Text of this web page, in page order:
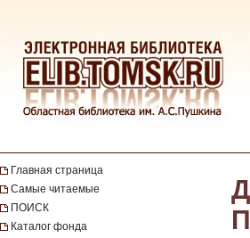
Главная страница
Самые читаемые
ПОИСК
Каталог фонда